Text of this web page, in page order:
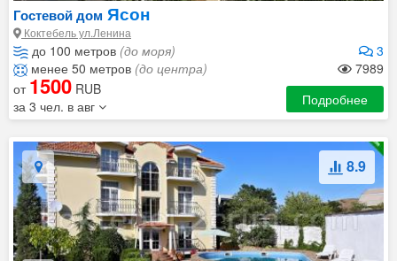
Гостевой дом Ясон
Коктебель ул.Ленина
до 100 метров (до моря)
3
менее 50 метров (до центра)
7989
от 1500 RUB
за 3 чел. в авг
Подробнее
8.9